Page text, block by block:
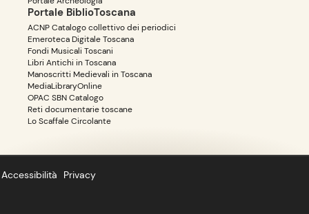
Portale BiblioToscana
ACNP Catalogo collettivo dei periodici
Emeroteca Digitale Toscana
Fondi Musicali Toscani
Libri Antichi in Toscana
Manoscritti Medievali in Toscana
MediaLibraryOnline
OPAC SBN Catalogo
Reti documentarie toscane
Lo Scaffale Circolante
Accessibilità Privacy